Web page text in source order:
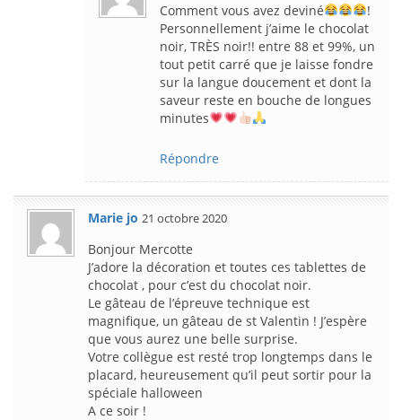
Comment vous avez deviné
!
Personnellement j’aime le chocolat
noir, TRÈS noir!! entre 88 et 99%, un
tout petit carré que je laisse fondre
sur la langue doucement et dont la
saveur reste en bouche de longues
minutes
Répondre
Marie jo 21 octobre 2020
Bonjour Mercotte
J’adore la décoration et toutes ces tablettes de
chocolat , pour c’est du chocolat noir.
Le gâteau de l’épreuve technique est
magnifique, un gâteau de st Valentin ! J’espère
que vous aurez une belle surprise.
Votre collègue est resté trop longtemps dans le
placard, heureusement qu’il peut sortir pour la
spéciale halloween
A ce soir !